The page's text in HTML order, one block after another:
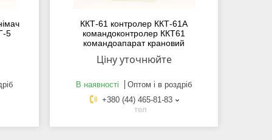
5
ККТ-61 контролер ККТ-61А
командоконтролер ККТ61
командоапарат крановий
Ціну уточнюйте
В наявності
Оптом і в роздріб
+380 (44) 465-81-83
тел